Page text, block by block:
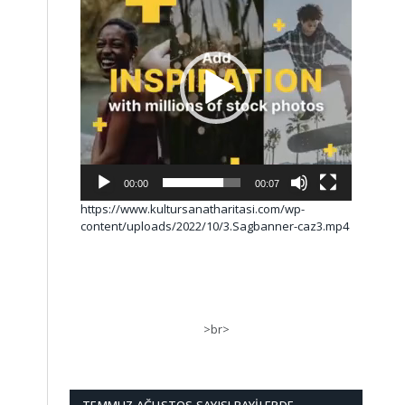
00:00 00:07
https://www.kultursanatharitasi.com/wp-
content/uploads/2022/10/3.Sagbanner-caz3.mp4
>br>